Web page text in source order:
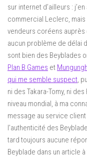
sur internet d’ailleurs :
commercial Leclerc,
vendeurs coréens auprès
aucun problème de délai
sont bien des Beyblades
Plan B Games et
qui me semble suspect,
ni des Takara-Tomy, ni
niveau mondial, à ma
message au service
l’authenticité des
tard toujours aucune
Beyblade dans un article